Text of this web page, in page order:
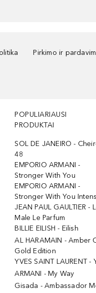
Pirkimo ir
POPULIARIAUSI
PRODUKTAI
SOL DE JANEIRO -
48
EMPORIO ARMANI -
Stronger With You
EMPORIO ARMANI -
Stronger With You
JEAN PAUL GAULTIER -
Male Le Parfum
BILLIE EILISH - Eilish
AL HARAMAIN - Amber
Gold Edition
YVES SAINT LAURENT -
ARMANI - My Way
Gisada - Ambassador